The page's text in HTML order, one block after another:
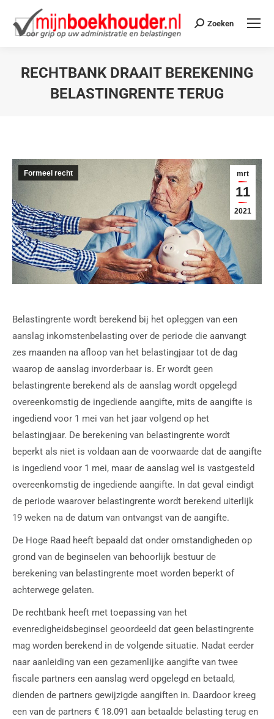
Zoeken
RECHTBANK DRAAIT BEREKENING
BELASTINGRENTE TERUG
mrt
11
2021
Formeel recht
Belastingrente wordt berekend bij het opleggen van een
aanslag inkomstenbelasting over de periode die aanvangt
zes maanden na afloop van het belastingjaar tot de dag
waarop de aanslag invorderbaar is. Er wordt geen
belastingrente berekend als de aanslag wordt opgelegd
overeenkomstig de ingediende aangifte, mits de aangifte is
ingediend voor 1 mei van het jaar volgend op het
belastingjaar. De berekening van belastingrente wordt
beperkt als niet is voldaan aan de voorwaarde dat de aangifte
is ingediend voor 1 mei, maar de aanslag wel is vastgesteld
overeenkomstig de ingediende aangifte. In dat geval eindigt
de periode waarover belastingrente wordt berekend uiterlijk
19 weken na de datum van ontvangst van de aangifte.
De Hoge Raad heeft bepaald dat onder omstandigheden op
grond van de beginselen van behoorlijk bestuur de
berekening van belastingrente moet worden beperkt of
achterwege gelaten.
De rechtbank heeft met toepassing van het
evenredigheidsbeginsel geoordeeld dat geen belastingrente
mag worden berekend in de volgende situatie. Nadat eerder
naar aanleiding van een gezamenlijke aangifte van twee
fiscale partners een aanslag werd opgelegd en betaald,
dienden de partners gewijzigde aangiften in. Daardoor kreeg
een van de partners € 18.091 aan betaalde belasting terug en